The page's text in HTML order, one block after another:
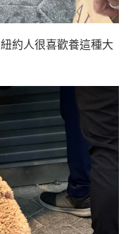
約人很喜歡養這種大